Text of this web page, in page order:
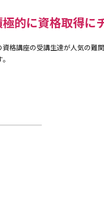
的に資格取得に
格講座の受講生達が人気の難